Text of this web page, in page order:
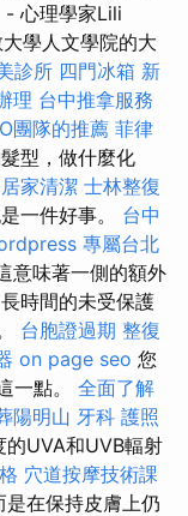
- 心理學家Lili
學人文學院的大
診所 四門冰箱 新
理 台中推拿服務
團隊的推薦 菲律
型，做什麼化
家清潔 士林整復
一件好事。 台中
專屬台北
意味著一側的額外
時間的未受保護
台胞證過期 整復
on page seo 您
一點。 全面了解
陽明山 牙科 護照
的UVA和UVB輻射
穴道按摩技術課
在保持皮膚上仍